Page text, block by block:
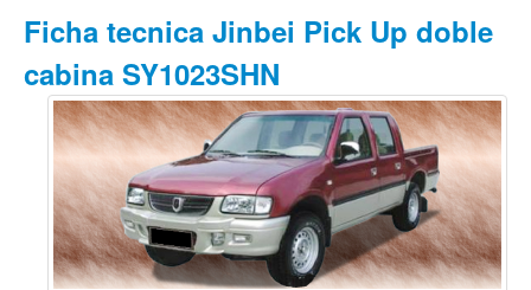
Ficha tecnica Jinbei Pick Up doble
cabina SY1023SHN